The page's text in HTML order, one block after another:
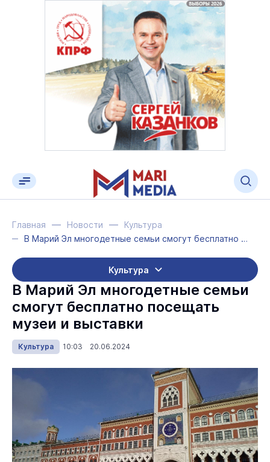
Главная Новости
Культура
В Марий Эл многодетные семьи смогут бесплатно посещать музеи и выставки
Культура
В Марий Эл многодетные семьи
смогут бесплатно посещать
музеи и выставки
Культура 10:03 20.06.2024